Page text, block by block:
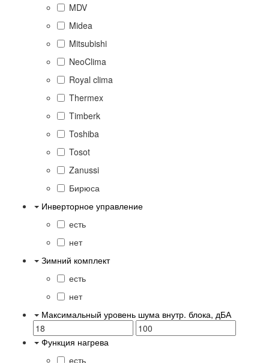
MDV
Midea
Mitsubishi
NeoClima
Royal clima
Thermex
Timberk
Toshiba
Tosot
Zanussi
Бирюса
Инверторное управление
есть
нет
Зимний комплект
есть
нет
Максимальный уровень шума внутр. блока, дБА
Функция нагрева
есть